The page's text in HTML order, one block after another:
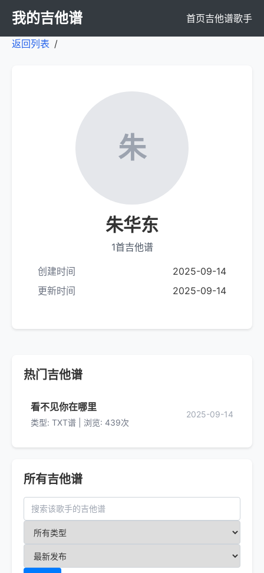
我的吉他谱 首页吉他谱歌手
返回列表 /
朱
朱华东
1首吉他谱
创建时间
2025-09-14
更新时间
2025-09-14
热门吉他谱
看不见你在哪里
类型: TXT谱 | 浏览: 439次
2025-09-14
所有吉他谱